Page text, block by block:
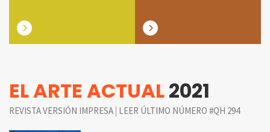
EL ARTE ACTUAL2021
REVISTA VERSIÓN IMPRESA | LEER ÚLTIMO NÚMERO #QH 294